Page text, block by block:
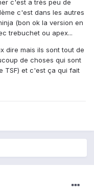
c'est a très peu de
c'est dans les autres
(bon ok la version en
trebuchet ou apex...
dire mais ils sont tout de
de choses qui sont
TSF) et c'est ça qui fait